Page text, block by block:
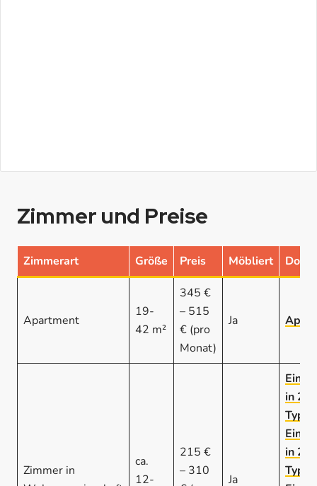
Zimmer und Preise
Zimmerart Größe Preis Möbliert
Apartment
19-
42 m²
345 €
– 515
€ (pro
Monat)
Ja
Zimmer in
ca.
12-
215 €
– 310
Ja
in
Typ 1
in
Typ 2